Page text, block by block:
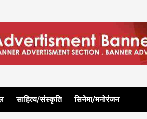
साहित्य/संस्कृति सिनेमा/मनोरंजन